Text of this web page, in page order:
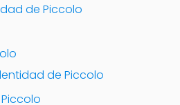
de Piccolo
de Piccolo